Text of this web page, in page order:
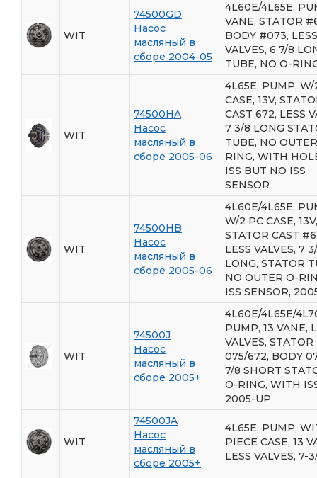
WIT
74500GD
Насос
масляный в
сборе 2004-05
4L60E/4L65E,
VANE, STATOR
BODY #073, LESS
VALVES, 6 7/8
TUBE, NO O-
WIT
74500HA
Насос
масляный в
сборе 2005-06
4L65E, PUMP, W/
CASE, 13V,
CAST 672, LESS
7 3/8 LONG
TUBE, NO
RING, WITH
ISS BUT NO ISS
SENSOR
WIT
74500HB
Насос
масляный в
сборе 2005-06
4L60E/4L65E,
W/2 PC CASE, 13V,
STATOR CAST
LESS VALVES, 7
LONG, STATOR
NO OUTER O-
ISS SENSOR,
WIT
74500J
Насос
масляный в
сборе 2005+
4L60E/4L65E/
PUMP, 13 VANE,
VALVES, STATOR
075/672, BODY
7/8 SHORT
O-RING, WITH
2005-UP
WIT
74500JA
Насос
масляный в
сборе 2005+
4L65E, PUMP,
PIECE CASE, 13
LESS VALVES, 7-